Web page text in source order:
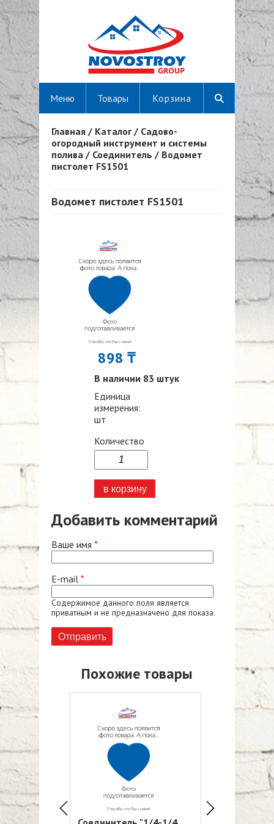
Корзина
Меню Товары
Вы здесь
Главная / Каталог / Садово-
огородный инструмент и системы
полива / Соединитель / Водомет
пистолет FS1501
Водомет пистолет FS1501
898 ₸
В наличии 83 штук
Единица
измерения:
шт
Количество
Добавить комментарий
Ваше имя *
E-mail *
Содержимое данного поля является
приватным и не предназначено для показа.
Похожие товары